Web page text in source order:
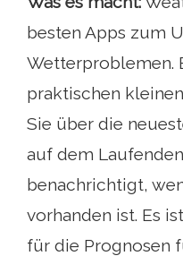
besten Apps zum
Wetterproblemen.
praktischen
Sie über die
auf dem
benachrichtigt,
vorhanden ist. Es
für die Prognosen